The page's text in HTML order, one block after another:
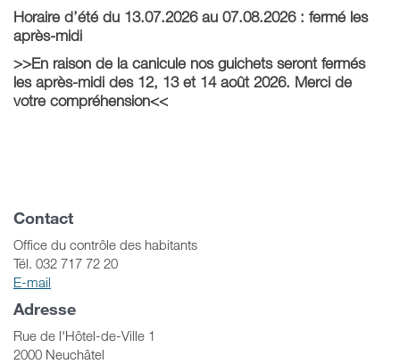
Horaire d’été du 13.07.2026 au 07.08.2026 : fermé les
après-midi
>>En raison de la canicule nos guichets seront fermés
les après-midi des 12, 13 et 14 août 2026. Merci de
votre compréhension<<
Contact
Office du contrôle des habitants
Tél. 032 717 72 20
E-mail
Adresse
Rue de l'Hôtel-de-Ville 1
2000 Neuchâtel